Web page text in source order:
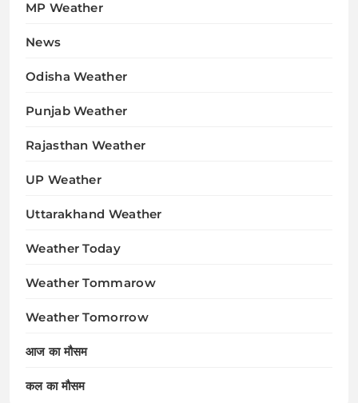
MP Weather
News
Odisha Weather
Punjab Weather
Rajasthan Weather
UP Weather
Uttarakhand Weather
Weather Today
Weather Tommarow
Weather Tomorrow
आज का मौसम
कल का मौसम